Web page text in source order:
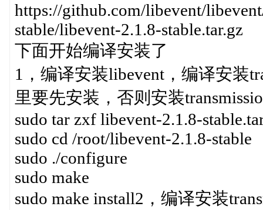
https://github.com/libevent/
stable/libevent-2.1.8-stable.tar.gz
下面开始编译安装了
1，编译安装libevent，编译安装
里要先安装，否则安装
sudo tar zxf libevent-2.1.8-
sudo cd /root/libevent-2.1.8-stable
sudo ./configure
sudo make
sudo make install2，编译安装